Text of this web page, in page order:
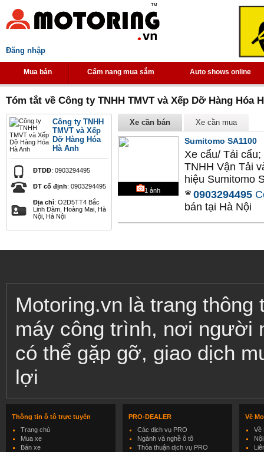
Đăng nhập
Mua bán Cẩm nang mua sắm Auto shows online
Tóm tắt về Công ty TNHH TMVT và Xếp Dỡ Hàng Hóa
Công ty TNHH
TMVT và Xếp
Dỡ Hàng Hóa
Hà Anh
ĐTDĐ: 0903294495
ĐT cố định: 0903294495
Địa chỉ: O2D5TT4 Bắc
Linh Đàm, Hoàng Mai, Hà
Nội, Hà Nội
Xe cần bán Xe cần mua
1 ảnh
Sumitomo SA1100
Xe cẩu/ Tải
TNHH Vận Tải
hiệu Sumitomo
0903294495
bán tại Hà Nội
Motoring.vn là trang
máy công trình, nơi người
có thể gặp gỡ, giao dịch
lợi
Thông tin ô tô trực tuyến
Trang chủ
Mua xe
Bán xe
PRO-DEALER
Các dịch vụ PRO
Ngành và nghề ô tô
Thỏa thuận dịch vụ PRO
Về
Về